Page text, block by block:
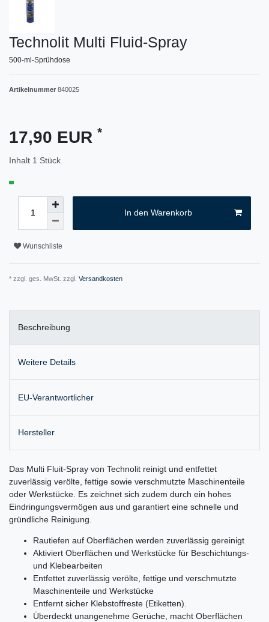
Technolit Multi Fluid-Spray
500-ml-Sprühdose
Artikelnummer 840025
17,90 EUR *
Inhalt 1 Stück
In den Warenkorb
Wunschliste
* zzgl. ges. MwSt. zzgl. Versandkosten
Beschreibung
Weitere Details
EU-Verantwortlicher
Hersteller
Das Multi Fluit-Spray von Technolit reinigt und entfettet
zuverlässig verölte, fettige sowie verschmutzte Maschinenteile
oder Werkstücke. Es zeichnet sich zudem durch ein hohes
Eindringungsvermögen aus und garantiert eine schnelle und
gründliche Reinigung.
Rautiefen auf Oberflächen werden zuverlässig gereinigt
Aktiviert Oberflächen und Werkstücke für Beschichtungs-
und Klebearbeiten
Entfettet zuverlässig verölte, fettige und verschmutzte
Maschinenteile und Werkstücke
Entfernt sicher Klebstoffreste (Etiketten).
Überdeckt unangenehme Gerüche, macht Oberflächen